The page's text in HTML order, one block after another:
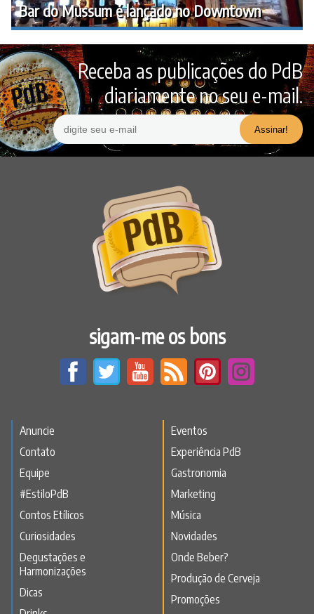
Bar do Mussum é lançado no Downtown
Receba as publicações do PdB
diariamente no seu e-mail.
sigam-me os bons
Anuncie
Contato
Equipe
#EstiloPdB
Contos Etílicos
Curiosidades
Degustações e
Harmonizações
Dicas
Eventos
Experiência PdB
Gastronomia
Marketing
Música
Novidades
Onde Beber?
Produção de Cerveja
Promoções